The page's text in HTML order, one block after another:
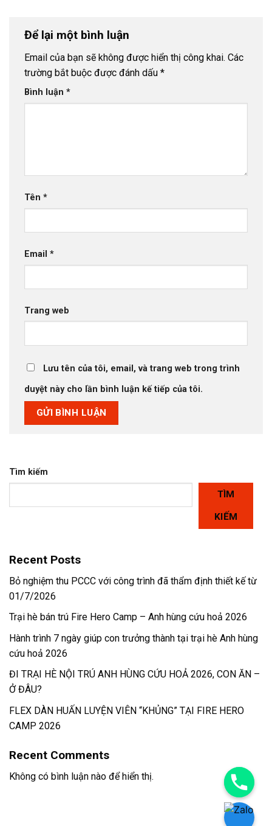
Để lại một bình luận
Email của bạn sẽ không được hiển thị công khai. Các
trường bắt buộc được đánh dấu *
Bình luận *
Tên *
Email *
Trang web
Lưu tên của tôi, email, và trang web trong trình
duyệt này cho lần bình luận kế tiếp của tôi.
Tìm kiếm
TÌM
KIẾM
Recent Posts
Bỏ nghiệm thu PCCC với công trình đã thẩm định thiết kế từ
01/7/2026
Trại hè bán trú Fire Hero Camp – Anh hùng cứu hoả 2026
Hành trình 7 ngày giúp con trưởng thành tại trại hè Anh hùng
cứu hoả 2026
ĐI TRẠI HÈ NỘI TRÚ ANH HÙNG CỨU HOẢ 2026, CON ĂN –
Ở ĐÂU?
FLEX DÀN HUẤN LUYỆN VIÊN “KHỦNG” TẠI FIRE HERO
CAMP 2026
Recent Comments
Không có bình luận nào để hiển thị.